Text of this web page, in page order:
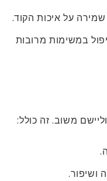
על איכות הקוד.
במשימות מרובות
משוב. זה כולל:
ושיפור.